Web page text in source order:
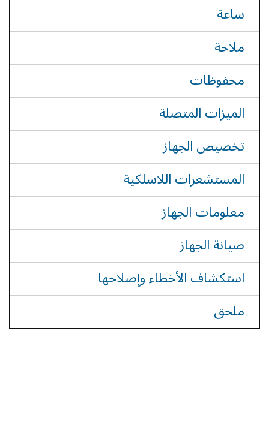
ساعة
ملاحة
محفوظات
الميزات المتصلة
تخصيص الجهاز
المستشعرات اللاسلكية
معلومات الجهاز
صيانة الجهاز
استكشاف الأخطاء وإصلاحها
ملحق